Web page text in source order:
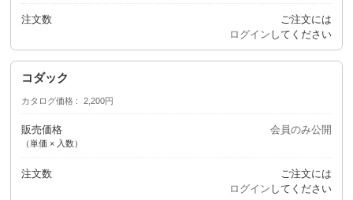
注文数
ご注文には
ログイン してください
コダック
カタログ価格 2,200円
販売価格
（単価 × 入数）
会員のみ公開
注文数
ご注文には
ログイン してください